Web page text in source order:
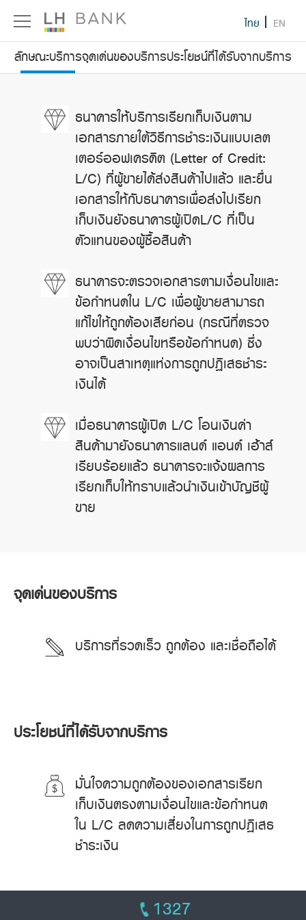
ไทย EN
ลักษณะบริการจุดเด่นของบริการประโยชน์ที่ได้รับจากบริการ
ธนาคารให้บริการเรียกเก็บเงินตาม
เอกสารภายใต้วิธีการชำระเงินแบบเลต
เตอร์ออฟเครดิต (Letter of Credit:
L/C) ที่ผู้ขายได้ส่งสินค้าไปแล้ว และยื่น
เอกสารให้กับธนาคารเพื่อส่งไปเรียก
เก็บเงินยังธนาคารผู้เปิดL/C ที่เป็น
ตัวแทนของผู้ซื้อสินค้า
ธนาคารจะตรวจเอกสารตามเงื่อนไขและ
ข้อกำหนดใน L/C เพื่อผู้ขายสามารถ
แก้ไขให้ถูกต้องเสียก่อน (กรณีที่ตรวจ
พบว่าผิดเงื่อนไขหรือข้อกำหนด) ซึ่ง
อาจเป็นสาเหตุแห่งการถูกปฏิเสธชำระ
เงินได้
เมื่อธนาคารผู้เปิด L/C โอนเงินค่า
สินค้ามายังธนาคารแลนด์ แอนด์ เฮ้าส์
เรียบร้อยแล้ว ธนาคารจะแจ้งผลการ
เรียกเก็บให้ทราบแล้วนำเงินเข้าบัญชีผู้
ขาย
จุดเด่นของบริการ
บริการที่รวดเร็ว ถูกต้อง และเชื่อถือได้
ประโยชน์ที่ได้รับจากบริการ
มั่นใจความถูกต้องของเอกสารเรียก
เก็บเงินตรงตามเงื่อนไขและข้อกำหนด
ใน L/C ลดความเสี่ยงในการถูกปฏิเสธ
ชำระเงิน
1327